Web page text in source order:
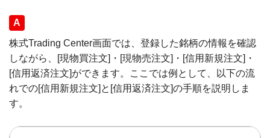
回答
株式Trading Center画面では、登録した銘柄の情報を確認
しながら、[現物買注文]・[現物売注文]・[信用新規注文]・
[信用返済注文]ができます。ここでは例として、以下の流
れでの[信用新規注文]と[信用返済注文]の手順を説明しま
す。